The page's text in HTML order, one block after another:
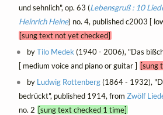
und sehnlich", op. 63 (Lebensgruß : 10
Heinrich Heine) no. 4, published c2003 [
[sung text not yet checked]
byTilo Medek (1940 - 2006), "Das
[ medium voice and piano or guitar ] [sung
by Ludwig Rottenberg(1864 - 1932),
bedrückt", published 1914, from Zwölf
no. 2 [sung text checked 1 time]